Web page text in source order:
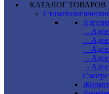
КАТАЛОГ ТОВАРОВ
-
-
-
-
-